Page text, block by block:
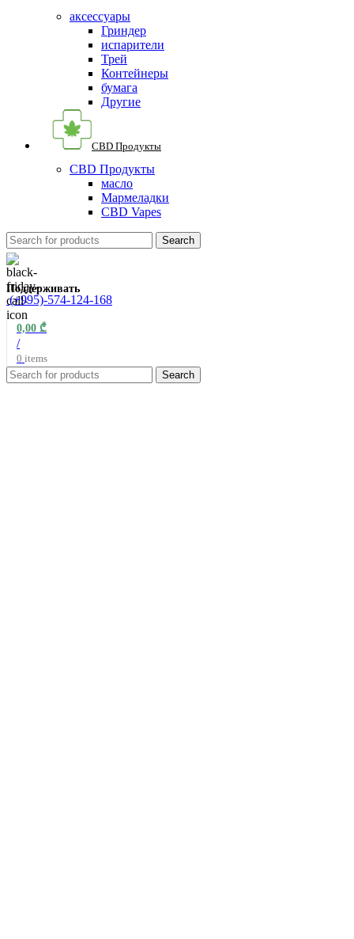
аксессуары
Гриндер
испарители
Трей
Контейнеры
бумага
Другие
CBD Продукты
CBD Продукты
масло
Мармеладки
CBD Vapes
Search
Поддерживать
(+995)-574-124-168
0 items
/
0,00 ₾
Search